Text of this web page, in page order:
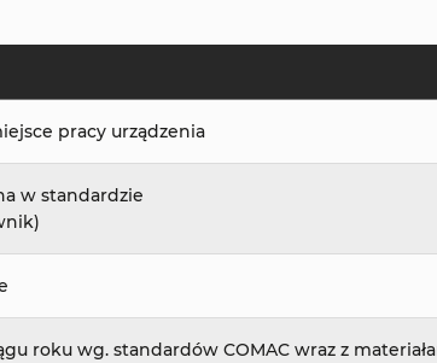
pracy urządzenia
w standardzie
roku wg. standardów COMAC wraz z